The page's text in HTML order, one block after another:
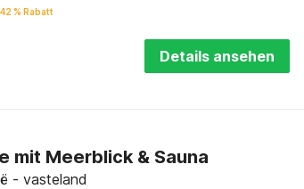
42 % Rabatt
Details ansehen
mit Meerblick & Sauna
- vasteland